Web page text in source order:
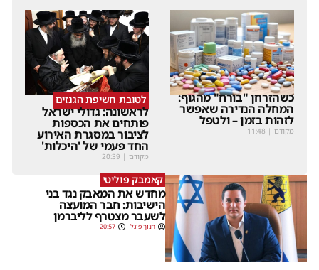
כשהזרחן "בורח" מהגוף:
המחלה הנדירה שאפשר
לזהות בזמן – ולטפל
מקודם |
11:48
לטובת חשיפת הגנזים
לראשונה: גדולי ישראל
פותחים את הכספות
לציבור במסגרת האירוע
החד פעמי של 'היכלות'
מקודם |
20:39
קאמבק פוליטי
מחדש את המאבק נגד בני
הישיבות: חבר המועצה
לשעבר מצטרף לליברמן
חנוך פוגל 20:57